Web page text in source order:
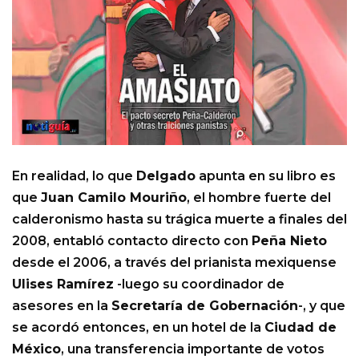
En realidad, lo que Delgado apunta en su libro es
que Juan Camilo Mouriño, el hombre fuerte del
calderonismo hasta su trágica muerte a finales del
2008, entabló contacto directo con Peña Nieto
desde el 2006, a través del prianista mexiquense
Ulises Ramírez -luego su coordinador de
asesores en la Secretaría de Gobernación-, y que
se acordó entonces, en un hotel de la Ciudad de
México, una transferencia importante de votos